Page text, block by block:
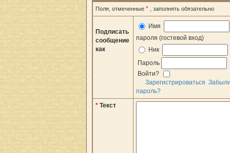
Поля, отмеченные * , заполнять обязательно
Подписать
сообщение
как
Имя
пароля (гостевой вход)
Ник
Пароль
Войти?
Зарегистрироваться
пароль?
* Текст